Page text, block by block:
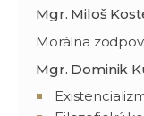
Mgr. Miloš
Morálna
Mgr. Dominik